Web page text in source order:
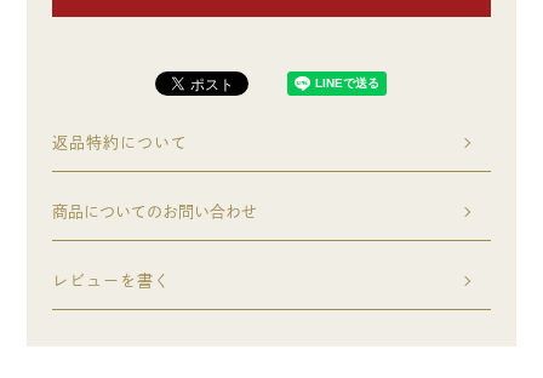
返品特約について
商品についてのお問い合わせ
レビューを書く